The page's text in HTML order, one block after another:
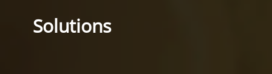
Solutions